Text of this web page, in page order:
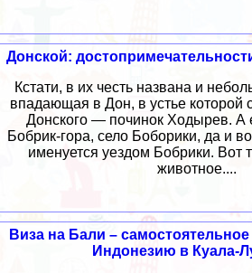
Донской:
Кстати, в их честь названа и
впадающая в Дон, в устье которой
Донского — починок Ходырев. А
Бобрик-гора, село Боборики, да и
именуется уездом Бобрики. Вот
животное....
Виза на Бали –
Индонезию в Куала-